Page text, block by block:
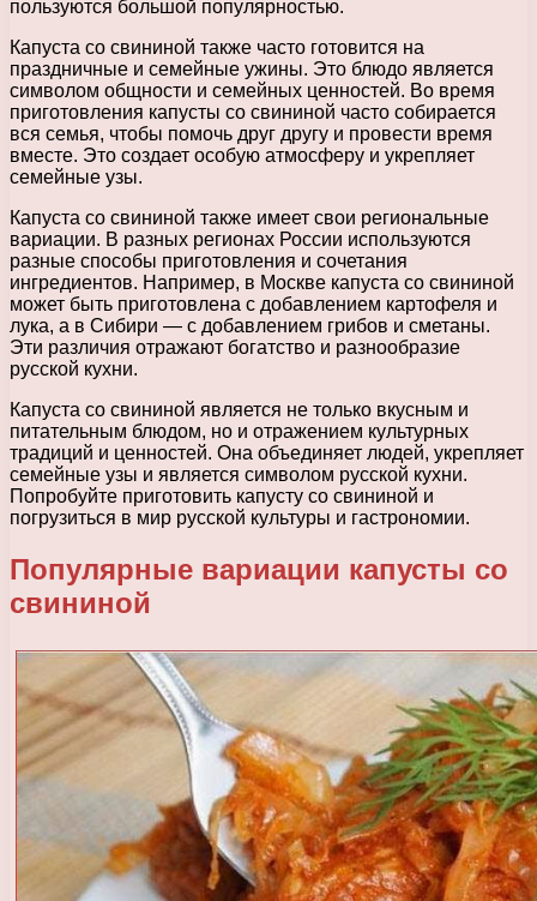
пользуются большой популярностью.
Капуста со свининой также часто готовится на
праздничные и семейные ужины. Это блюдо является
символом общности и семейных ценностей. Во время
приготовления капусты со свининой часто собирается
вся семья, чтобы помочь друг другу и провести время
вместе. Это создает особую атмосферу и укрепляет
семейные узы.
Капуста со свининой также имеет свои региональные
вариации. В разных регионах России используются
разные способы приготовления и сочетания
ингредиентов. Например, в Москве капуста со свининой
может быть приготовлена с добавлением картофеля и
лука, а в Сибири — с добавлением грибов и сметаны.
Эти различия отражают богатство и разнообразие
русской кухни.
Капуста со свининой является не только вкусным и
питательным блюдом, но и отражением культурных
традиций и ценностей. Она объединяет людей, укрепляет
семейные узы и является символом русской кухни.
Попробуйте приготовить капусту со свининой и
погрузиться в мир русской культуры и гастрономии.
Популярные вариации капусты со
свининой